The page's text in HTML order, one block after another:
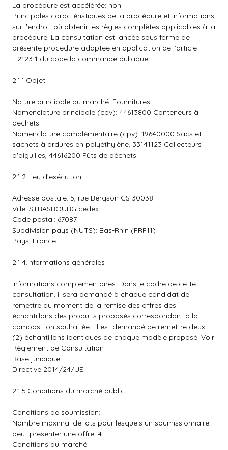
La procédure est accélérée: non
Principales caractéristiques de la procédure et informations
sur l'endroit où obtenir les règles complètes applicables à la
procédure: La consultation est lancée sous forme de
présente procédure adaptée en application de l'article
L.2123-1 du code la commande publique.
2.1.1.Objet
Nature principale du marché: Fournitures
Nomenclature principale (cpv): 44613800 Conteneurs à
déchets
Nomenclature complémentaire (cpv): 19640000 Sacs et
sachets à ordures en polyéthylène, 33141123 Collecteurs
d'aiguilles, 44616200 Fûts de déchets
2.1.2.Lieu d'exécution
Adresse postale: 5, rue Bergson CS 30038.
Ville: STRASBOURG cedex
Code postal: 67087.
Subdivision pays (NUTS): Bas-Rhin (FRF11)
Pays: France
2.1.4.Informations générales
Informations complémentaires: Dans le cadre de cette
consultation, il sera demandé à chaque candidat de
remettre au moment de la remise des offres des
échantillons des produits proposés correspondant à la
composition souhaitée : Il est demandé de remettre deux
(2) échantillons identiques de chaque modèle proposé. Voir
Règlement de Consultation
Base juridique:
Directive 2014/24/UE
2.1.5.Conditions du marché public
Conditions de soumission:
Nombre maximal de lots pour lesquels un soumissionnaire
peut présenter une offre: 4.
Conditions du marché: